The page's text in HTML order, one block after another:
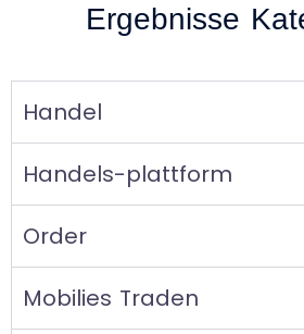
Ergebnisse
Handel
Handels-plattform
Order
Mobilies Traden